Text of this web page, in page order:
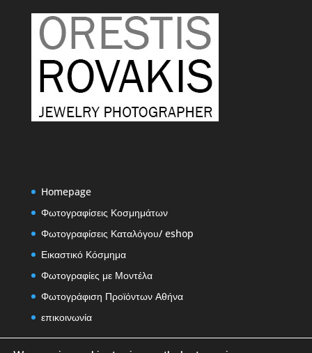
Homepage
Φωτογραφίσεις Κοσμημάτων
Φωτογραφίσεις Καταλόγου/ eshop
Εικαστικό Κόσμημα
Φωτογραφίες με Μοντέλα
Φωτογράφιση Προϊόντων Αθήνα
επικοινωνία